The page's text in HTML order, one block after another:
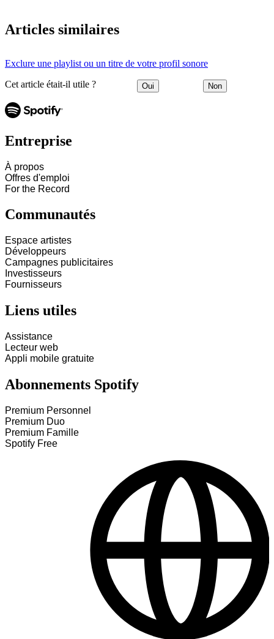
Articles similaires
Exclure une playlist ou un titre de votre profil sonore
Cet article était-il utile ? Oui Non
Entreprise
À propos
Offres d'emploi
For the Record
Communautés
Espace artistes
Développeurs
Campagnes publicitaires
Investisseurs
Fournisseurs
Liens utiles
Assistance
Lecteur web
Appli mobile gratuite
Abonnements Spotify
Premium Personnel
Premium Duo
Premium Famille
Spotify Free